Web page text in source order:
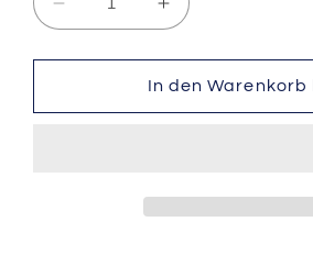
Verringere
die
Menge
Rasenerde
Erhöhe
die
Menge
für
Rasenerde
In den Warenkorb